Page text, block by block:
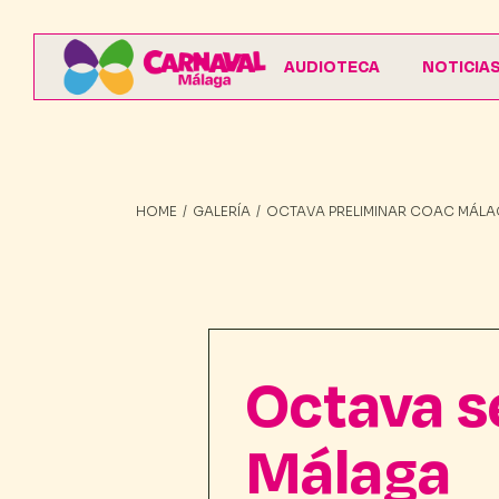
AUDIOTECA
HOME GALERÍA OCTAVA PRELIMINAR COAC
Octava
Málaga